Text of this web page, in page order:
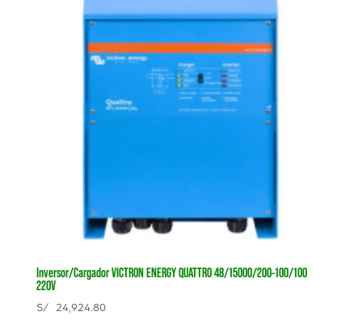
Inversor/Cargador VICTRON ENERGY QUATTRO 48/15000/200-100/100
220V
S/24,924.80